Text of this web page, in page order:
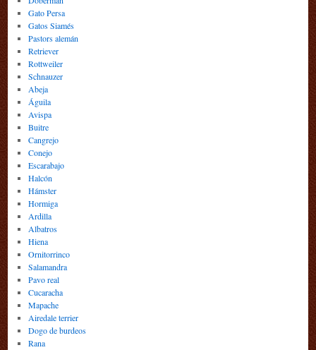
Gato Persa
Gatos Siamés
Pastors alemán
Retriever
Rottweiler
Schnauzer
Abeja
Águila
Avispa
Buitre
Cangrejo
Conejo
Escarabajo
Halcón
Hámster
Hormiga
Ardilla
Albatros
Hiena
Ornitorrinco
Salamandra
Pavo real
Cucaracha
Mapache
Airedale terrier
Dogo de burdeos
Rana